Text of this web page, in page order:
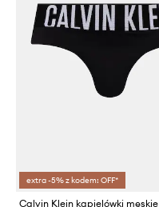
extra -5% z kodem: OFF*
Calvin Klein kąpielówki męskie